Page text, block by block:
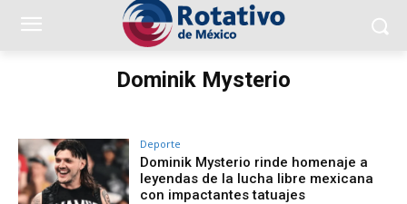
Dominik Mysterio
Deporte
Dominik Mysterio rinde homenaje a
leyendas de la lucha libre mexicana
con impactantes tatuajes